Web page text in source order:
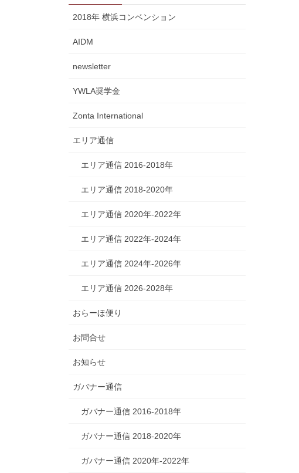
2018年 横浜コンベンション
AIDM
newsletter
YWLA奨学金
Zonta International
エリア通信
エリア通信 2016-2018年
エリア通信 2018-2020年
エリア通信 2020年-2022年
エリア通信 2022年-2024年
エリア通信 2024年-2026年
エリア通信 2026-2028年
おらーほ便り
お問合せ
お知らせ
ガバナー通信
ガバナー通信 2016-2018年
ガバナー通信 2018-2020年
ガバナー通信 2020年-2022年